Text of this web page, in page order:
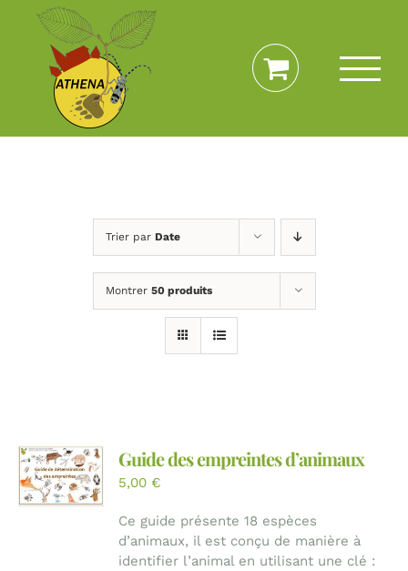
Passer
contenu
Trier par Date
Montrer 50 produits
Guide des empreintes d’animaux
5,00 €
Ce guide présente 18 espèces
d’animaux, il est conçu de manière à
identifier l’animal en utilisant une clé :